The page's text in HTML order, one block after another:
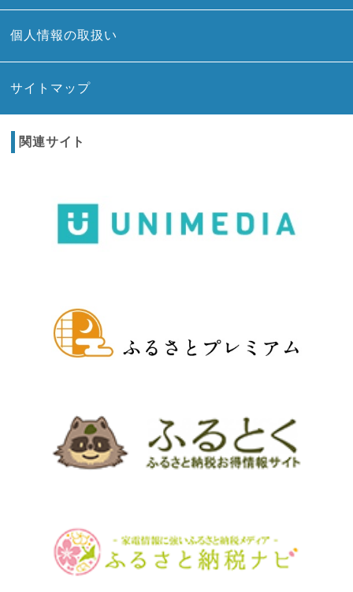
個人情報の取扱い
サイトマップ
関連サイト